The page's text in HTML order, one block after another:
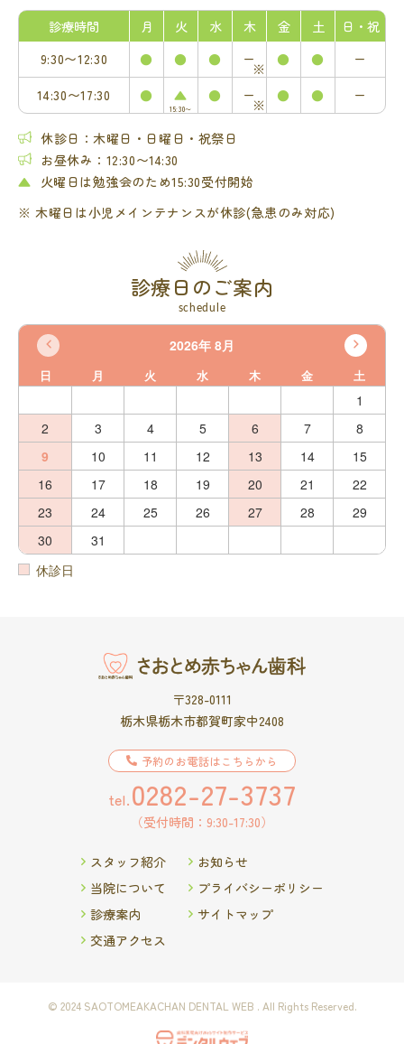
診療時間 月 火 水 木 金 土
日・祝
9:30〜12:30 ● ● ● ー
※
● ●
ー
14:30〜17:30 ● ▲
15:30〜
● ー
※
● ● ー
休診日：木曜日・日曜日・祝祭日
お昼休み：12:30〜14:30
▲ 火曜日は勉強会のため15:30受付開始
※ 木曜日は小児メインテナンスが休診(急患のみ対応)
診療日のご案内
schedule
2026年 8月
日 月 火 水 木 金 土
1
2
3 4 5 6 7
8
9
10 11 12 13 14
15
16
17 18 19 20 21
22
23
24 25 26 27 28
29
30
31
休診日
〒328-0111
栃木県栃木市都賀町家中2408
予約のお電話はこちらから
tel.0282-27-3737
（受付時間：9:30-17:30）
スタッフ紹介
当院について
診療案内
交通アクセス
お知らせ
プライバシーポリシー
サイトマップ
© 2024 SAOTOMEAKACHAN DENTAL WEB . All Rights Reserved.